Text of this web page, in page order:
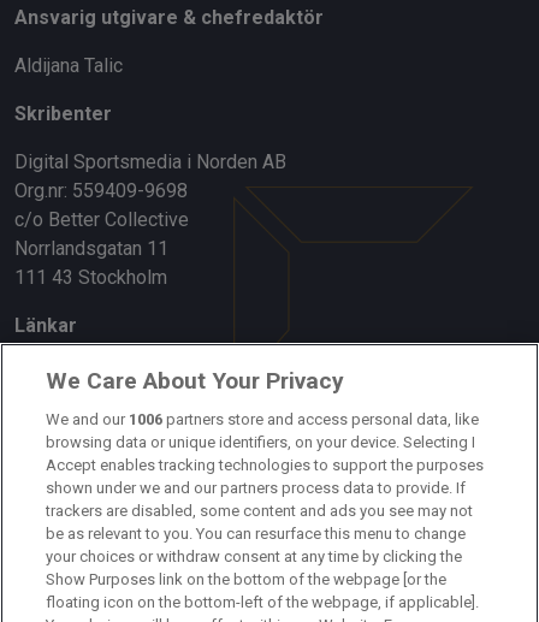
Ansvarig utgivare & chefredaktör
Aldijana Talic
Skribenter
Digital Sportsmedia i Norden AB
Org.nr: 559409-9698
c/o Better Collective
Norrlandsgatan 11
111 43 Stockholm
Länkar
Om oss
Kontakta oss
Kundtjänst
Sponsor: Rekatochklart
Annonsera på Fotbolldirekt
Redaktionell policy
We Care About Your Privacy
We and our 1006 partners store and access personal data, like
browsing data or unique identifiers, on your device. Selecting I
Accept enables tracking technologies to support the purposes
shown under we and our partners process data to provide. If
trackers are disabled, some content and ads you see may not
be as relevant to you. You can resurface this menu to change
your choices or withdraw consent at any time by clicking the
Show Purposes link on the bottom of the webpage [or the
floating icon on the bottom-left of the webpage, if applicable].